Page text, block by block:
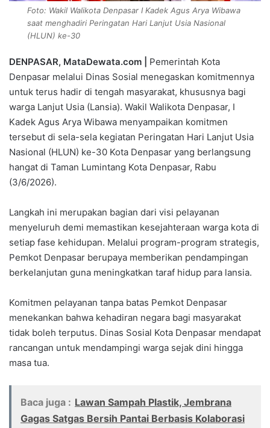
Foto: Wakil Walikota Denpasar I Kadek Agus Arya Wibawa
saat menghadiri Peringatan Hari Lanjut Usia Nasional
(HLUN) ke-30
DENPASAR, MataDewata.com |
Pemerintah Kota
Denpasar melalui Dinas Sosial menegaskan komitmennya
untuk terus hadir di tengah masyarakat, khususnya bagi
warga Lanjut Usia (Lansia). Wakil Walikota Denpasar, I
Kadek Agus Arya Wibawa menyampaikan komitmen
tersebut di sela-sela kegiatan Peringatan Hari Lanjut Usia
Nasional (HLUN) ke-30 Kota Denpasar yang berlangsung
hangat di Taman Lumintang Kota Denpasar, Rabu
(3/6/2026).
Langkah ini merupakan bagian dari visi pelayanan
menyeluruh demi memastikan kesejahteraan warga kota di
setiap fase kehidupan. Melalui program-program strategis,
Pemkot Denpasar berupaya memberikan pendampingan
berkelanjutan guna meningkatkan taraf hidup para lansia.
Komitmen pelayanan tanpa batas Pemkot Denpasar
menekankan bahwa kehadiran negara bagi masyarakat
tidak boleh terputus. Dinas Sosial Kota Denpasar mendapat
rancangan untuk mendampingi warga sejak dini hingga
masa tua.
Baca juga : Lawan Sampah Plastik, Jembrana
Gagas Satgas Bersih Pantai Berbasis Kolaborasi